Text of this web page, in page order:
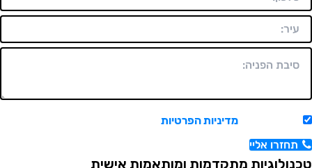
ת את מדיניות הפרטיותויצירת קשר.
אליי
מתקדמות ומותאמות אישית